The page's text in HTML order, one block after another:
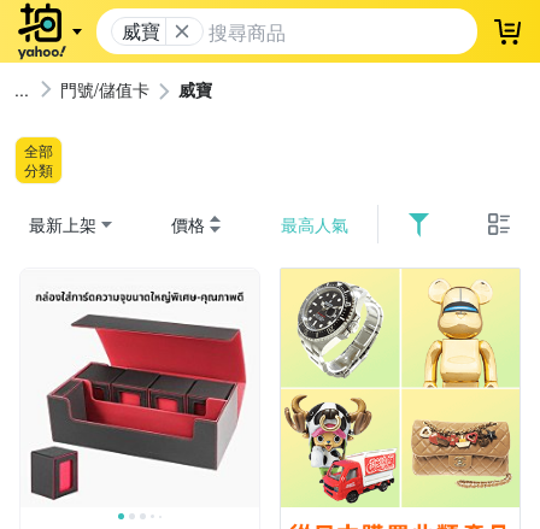
威寶 登
門號/儲值卡 威寶
全部
分類
最新上架 價格 最高人氣